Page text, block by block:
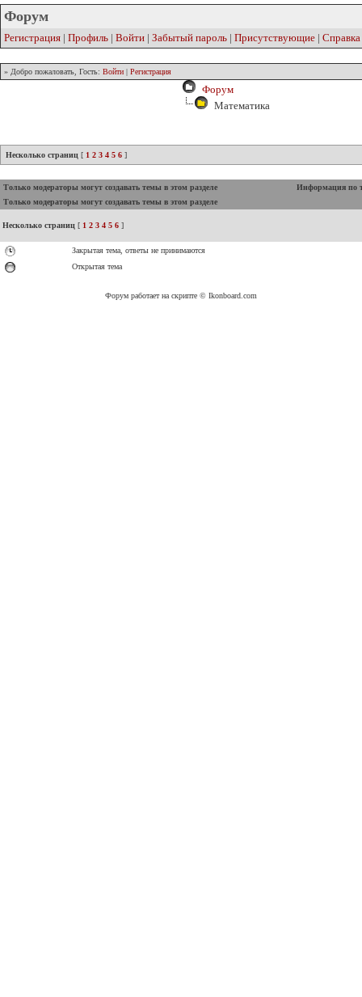
Форум
Регистрация | Профиль | Войти | Забытый пароль | Присутствующие | Справка
» Добро пожаловать, Гость: Войти | Регистрация
Форум
Математика
Несколько страниц [ 1 2 3 4 5 6 ]
Только модераторы могут создавать темы в этом разделе
Информация по
Только модераторы могут создавать темы в этом разделе
Несколько страниц [ 1 2 3 4 5 6 ]
Закрытая тема, ответы не принимаются
Открытая тема
Форум работает на скрипте © Ikonboard.com